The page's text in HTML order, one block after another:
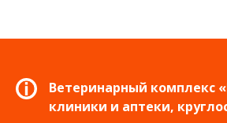
Ветеринарный комплекс
клиники и аптеки,